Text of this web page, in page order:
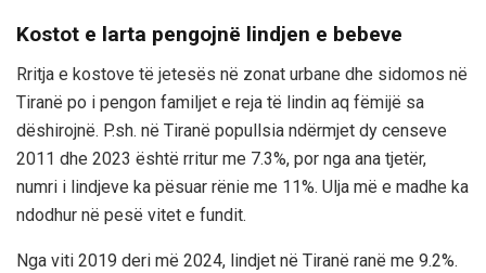
Kostot e larta pengojnë lindjen e bebeve
Rritja e kostove të jetesës në zonat urbane dhe sidomos në
Tiranë po i pengon familjet e reja të lindin aq fëmijë sa
dëshirojnë. P.sh. në Tiranë popullsia ndërmjet dy censeve
2011 dhe 2023 është rritur me 7.3%, por nga ana tjetër,
numri i lindjeve ka pësuar rënie me 11%. Ulja më e madhe ka
ndodhur në pesë vitet e fundit.
Nga viti 2019 deri më 2024, lindjet në Tiranë ranë me 9.2%.